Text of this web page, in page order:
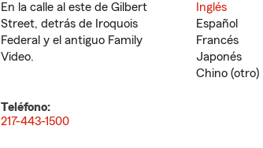
En la calle al este de Gilbert
Street, detrás de Iroquois
Federal y el antiguo Family
Video.
Inglés
Español
Francés
Japonés
Chino (otro)
Teléfono:
217-443-1500